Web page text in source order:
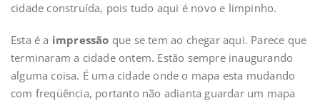
cidade construída, pois tudo aqui é novo e limpinho.
Esta é a impressão que se tem ao chegar aqui. Parece que
terminaram a cidade ontem. Estão sempre inaugurando
alguma coisa. É uma cidade onde o mapa esta mudando
com freqüência, portanto não adianta guardar um mapa